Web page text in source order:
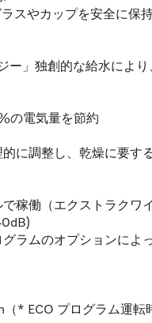
スやカップを安全に保
ー」独創的な給水によ
の電気量を節約
に調整し、乾燥に要す
稼働（エクストラクワ
ラムのオプションによ
* ECO プログラム運転